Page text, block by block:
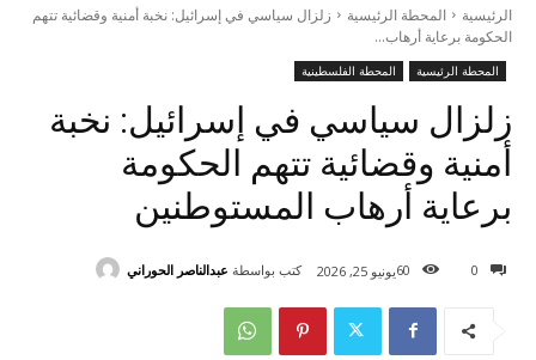
الرئيسية المحطة الرئيسية
زلزال سياسي في إسرائيل: نخبة أمنية وقضائية تتهم
الحكومة برعاية أرهاب...
المحطة الرئيسية المحطة الفلسطينية
زلزال سياسي في إسرائيل: نخبة
أمنية وقضائية تتهم الحكومة
برعاية أرهاب المستوطنين
0
60يونيو 25, 2026 كتب بواسطة عبدالناصر الحوراني